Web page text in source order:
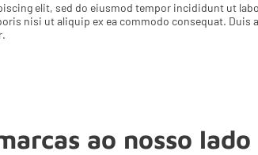
elit, sed do eiusmod tempor incididunt ut
nisi ut aliquip ex ea commodo consequat.
ao nosso lado